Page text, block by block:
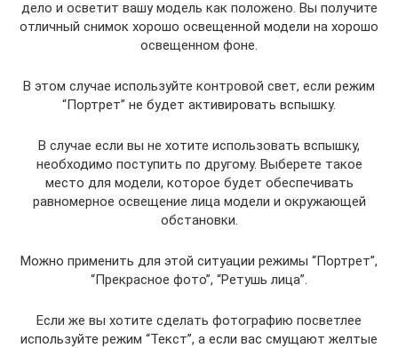
дело и осветит вашу модель как положено. Вы получите
отличный снимок хорошо освещенной модели на хорошо
освещенном фоне.
В этом случае используйте контровой свет, если режим
“Портрет” не будет активировать вспышку.
В случае если вы не хотите использовать вспышку,
необходимо поступить по другому. Выберете такое
место для модели, которое будет обеспечивать
равномерное освещение лица модели и окружающей
обстановки.
Можно применить для этой ситуации режимы “Портрет”,
“Прекрасное фото”, “Ретушь лица”.
Если же вы хотите сделать фотографию посветлее
используйте режим “Текст”, а если вас смущают желтые